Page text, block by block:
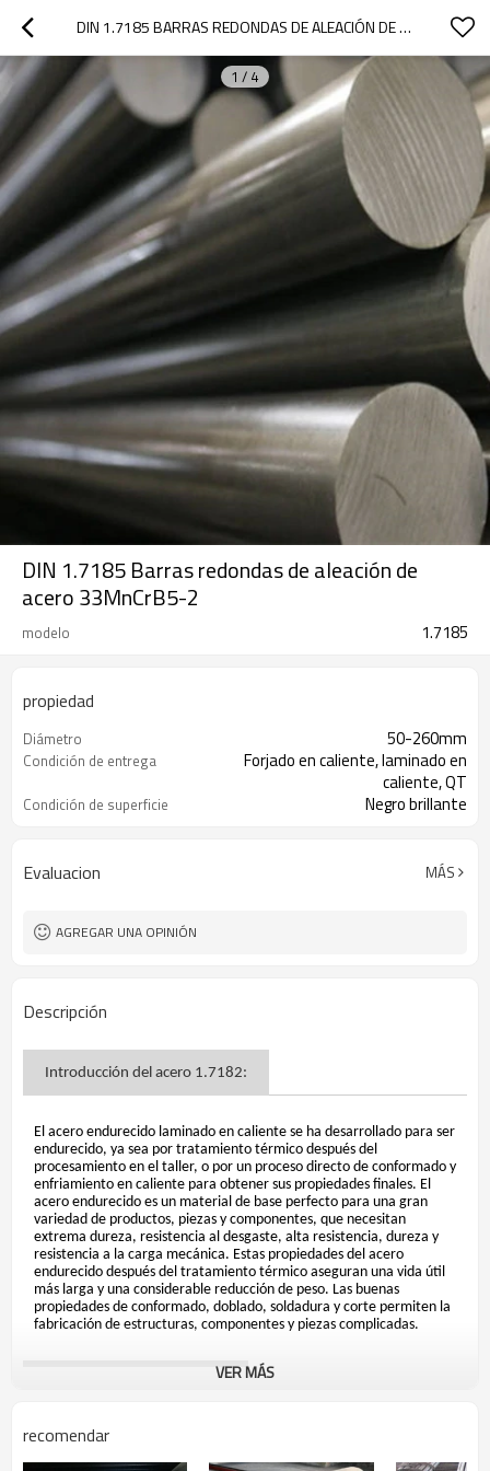
DIN 1.7185 BARRAS REDONDAS DE ALEACIÓN DE ACERO 33MNCRB5-2
1 / 4
DIN 1.7185 Barras redondas de aleación de
acero 33MnCrB5-2
modelo 1.7185
propiedad
Diámetro 50-260mm
Condición de entrega
Forjado en caliente, laminado en
caliente, QT
Condición de superficie Negro brillante
Evaluacion MÁS
AGREGAR UNA OPINIÓN
Descripción
Introducción del acero 1.7182:
El acero endurecido laminado en caliente se ha desarrollado para ser
endurecido, ya sea por tratamiento térmico después del
procesamiento en el taller, o por un proceso directo de conformado y
enfriamiento en caliente para obtener sus propiedades finales. El
acero endurecido es un material de base perfecto para una gran
variedad de productos, piezas y componentes, que necesitan
extrema dureza, resistencia al desgaste, alta resistencia, dureza y
resistencia a la carga mecánica. Estas propiedades del acero
endurecido después del tratamiento térmico aseguran una vida útil
más larga y una considerable reducción de peso. Las buenas
propiedades de conformado, doblado, soldadura y corte permiten la
fabricación de estructuras, componentes y piezas complicadas.
Placas de desgaste, Cuchillas de nivelación, Zapatas de orugas,
Placas de revestimiento, Placas de malla, Trituradoras, Cuchillas,
VER MÁS
recomendar